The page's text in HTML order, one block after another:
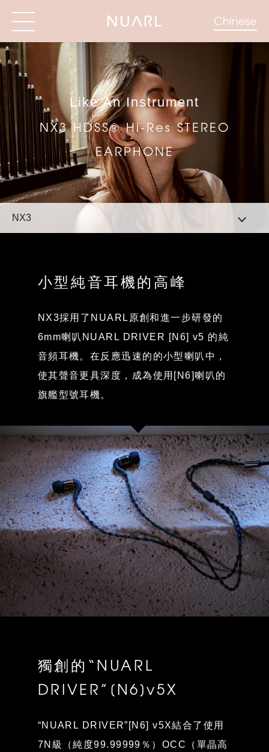
Chinese
Like An Instrument
NX3 HDSS® Hi-Res STEREO
EARPHONE
NX3
小型純音耳機的高峰
NX3採用了NUARL原創和進一步研發的
6mm喇叭NUARL DRIVER [N6] v5 的純
音頻耳機。在反應迅速的的小型喇叭中，
使其聲音更具深度，成為使用[N6]喇叭的
旗艦型號耳機。
獨創的“NUARL
DRIVER”[N6]v5X
“NUARL DRIVER”[N6] v5X結合了使用
7N級（純度99.99999％）OCC（單晶高